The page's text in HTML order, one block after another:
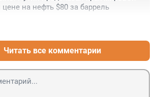
на нефть $80 за баррель
Читать все комментарии